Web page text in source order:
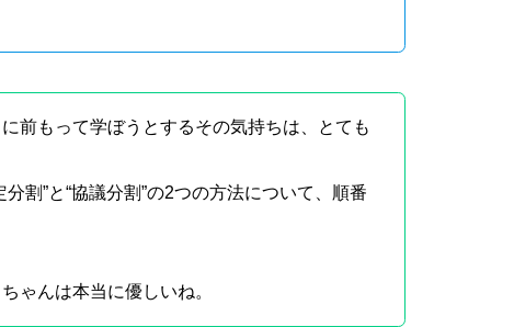
前もって学ぼうとするその気持ちは、とても
分割”と“協議分割”の2つの方法について、順番
ゃんは本当に優しいね。